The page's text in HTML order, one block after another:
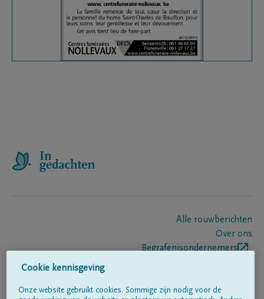
Alle rouwberichten
Over ons
Begrafenisondernemers
Cookie kennisgeving
Onze website gebruikt cookies. Sommige zijn nodig voor de